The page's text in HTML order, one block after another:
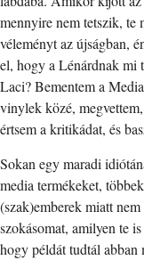
mennyire nem tetszik, te
véleményt az újságban,
el, hogy a Lénárdnak mi
Laci? Bementem a
vinylek közé,
értsem a kritikádat, és
Sokan egy maradi
media termékeket,
(szak)emberek miatt
szokásomat, amilyen te
hogy példát tudtál